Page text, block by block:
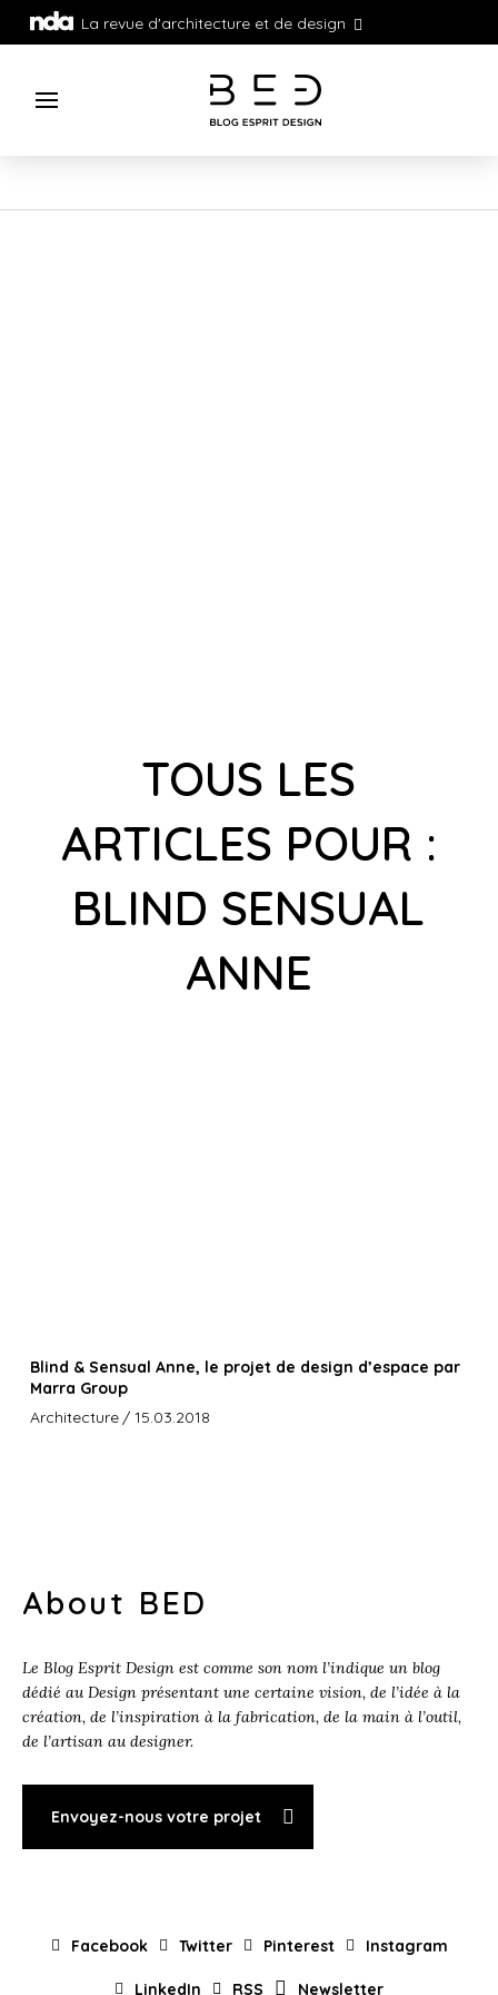
La revue d'architecture et de design
TOUS LES
ARTICLES POUR :
BLIND SENSUAL
ANNE
Blind & Sensual Anne, le projet de design d’espace par
Marra Group
Architecture / 15.03.2018
About BED
Le Blog Esprit Design est comme son nom l’indique un blog
dédié au Design présentant une certaine vision, de l’idée à la
création, de l’inspiration à la fabrication, de la main à l’outil,
de l’artisan au designer.
Envoyez-nous votre projet
Facebook Twitter Pinterest Instagram
LinkedIn RSS Newsletter